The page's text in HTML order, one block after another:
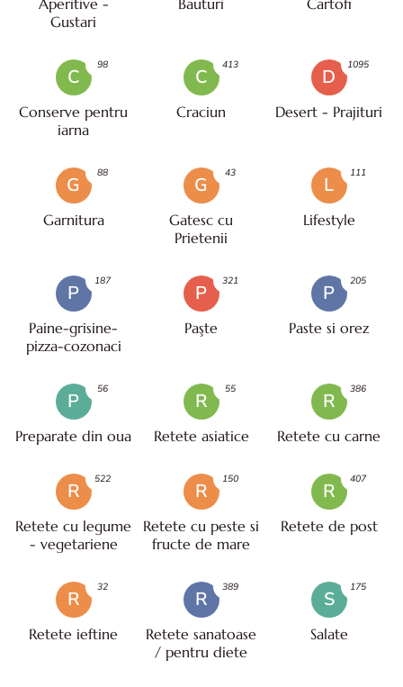
Aperitive -
Gustari
Bauturi Cartofi
C
Conserve pentru
iarna
98
C
Craciun
413
D
Desert - Prajituri
1095
G
Garnitura
88
G
Gatesc cu
Prietenii
43
L
Lifestyle
111
P
Paine-grisine-
pizza-cozonaci
187
P
Paşte
321
P
Paste si orez
205
P
Preparate din oua
56
R
Retete asiatice
55
R
Retete cu carne
386
R
Retete cu legume
- vegetariene
522
R
Retete cu peste si
fructe de mare
150
R
Retete de post
407
R
Retete ieftine
32
R
Retete sanatoase
/ pentru diete
389
S
Salate
175